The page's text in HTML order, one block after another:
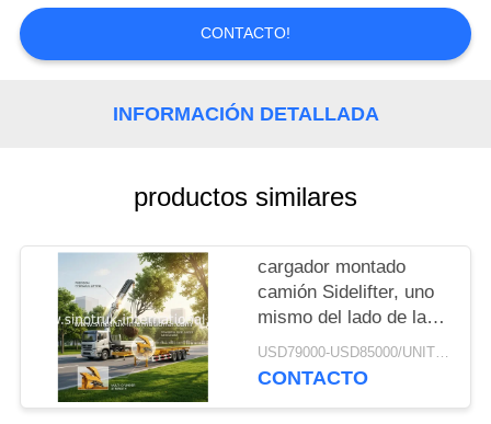
SOLICITAR
SITIO
POLÍTICA
PRIVACIDAD
CONTACTO!
INFORMACIÓN DETALLADA
productos similares
cargador montado
camión Sidelifter, uno
mismo del lado de la
grúa de los 20ft los 40ft
del envase que carga
USD79000-USD85000/UNIT)negotiation MOQ:1 UNIDAD
CONTACTO